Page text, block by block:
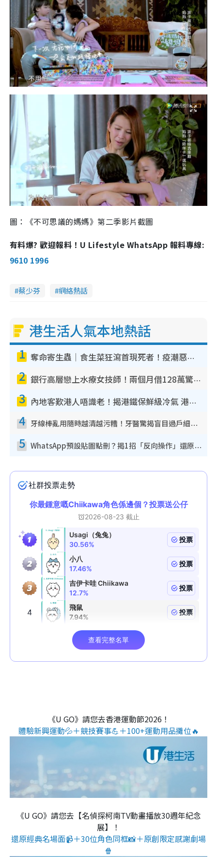
圖：《不可思議的媽媽》第二季影片截圖
有料爆? 歡迎報料！U Lifestyle WhatsApp 報料專線:
9610 1996
蔡少芬 網絡熱話
港生活人氣本地熱話
1 奪命寄生蟲｜食生菜狂瀉首現死者！疫潮惡化錄1.8萬宗病例 揭洗菜3大謬誤
2 銀行高層戀上水療女技師！兩個月借128萬驚覺「沉船」沉落火海 揭背後疑似邪教操控賣淫
3 內地客歎港人唔識老！揭港鐵保鮮級冷氣 港人求放過：咪投訴
4 牙線棒亂用隨時越清越污糟！牙醫驚揭盲目過戶細菌恐致蛀牙：呢種先係日常真保養
5 WhatsApp預設貼圖點刪？揭1招「反向操作」還原簡潔介面 附3步實測教學
《U GO》請您去香港運動節2026！
體驗新興運動💦＋競技賽事💪＋100+運動用品攤位🔥
《U GO》請您去【名偵探柯南TV動畫播放30週年紀念
展】！
還原經典名場面📹＋30位角色同框📸＋原創限定感謝劇場
🍿